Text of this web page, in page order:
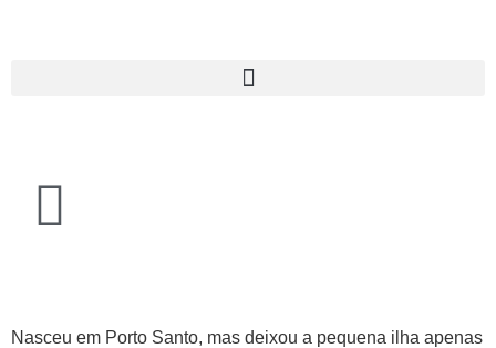
Nasceu em Porto Santo, mas deixou a pequena ilha apenas